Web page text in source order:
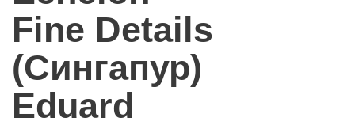
Fine Details
(Сингапур)
Eduard